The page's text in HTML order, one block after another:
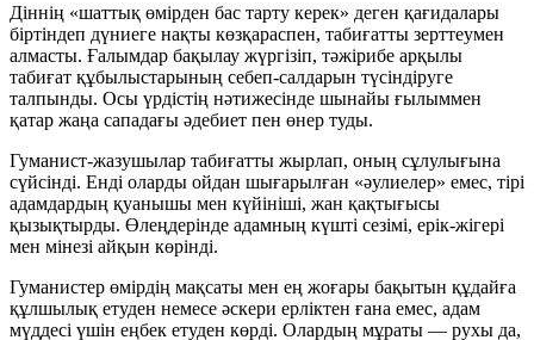
Діннің «шаттық өмірден бас тарту керек» деген қағидалары
біртіндеп дүниеге нақты көзқараспен, табиғатты зерттеумен
алмасты. Ғалымдар бақылау жүргізіп, тәжірибе арқылы
табиғат құбылыстарының себеп-салдарын түсіндіруге
талпынды. Осы үрдістің нәтижесінде шынайы ғылыммен
қатар жаңа сападағы әдебиет пен өнер туды.
Гуманист-жазушылар табиғатты жырлап, оның сұлулығына
сүйсінді. Енді оларды ойдан шығарылған «әулиелер» емес, тірі
адамдардың қуанышы мен күйініші, жан қақтығысы
қызықтырды. Өлеңдерінде адамның күшті сезімі, ерік-жігері
мен мінезі айқын көрінді.
Гуманистер өмірдің мақсаты мен ең жоғары бақытын құдайға
құлшылық етуден немесе әскери ерліктен ғана емес, адам
мүддесі үшін еңбек етуден көрді. Олардың мұраты — рухы да,